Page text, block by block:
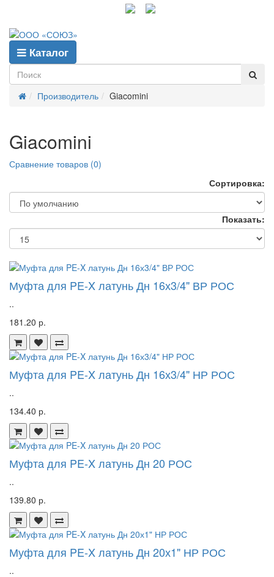
Каталог
Производитель Giacomini
Giacomini
Сравнение товаров (0)
Сортировка:
Показать:
Муфта для PE-X латунь Дн 16х3/4" ВР РОС
..
181.20 р.
Муфта для PE-X латунь Дн 16х3/4" НР РОС
..
134.40 р.
Муфта для PE-X латунь Дн 20 РОС
..
139.80 р.
Муфта для PE-X латунь Дн 20х1" НР РОС
..